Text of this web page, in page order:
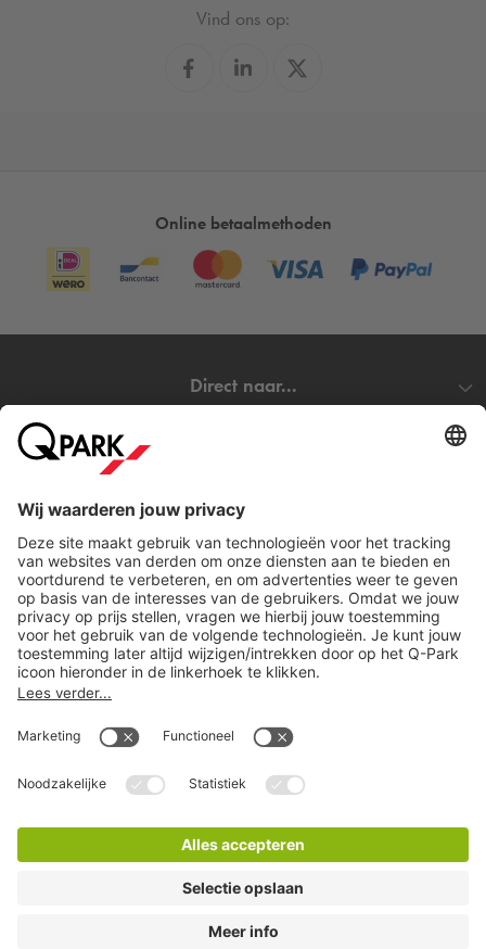
Vind ons op:
Online betaalmethoden
Direct naar...
Download
Copyright
Privacy statement
Disclaimer